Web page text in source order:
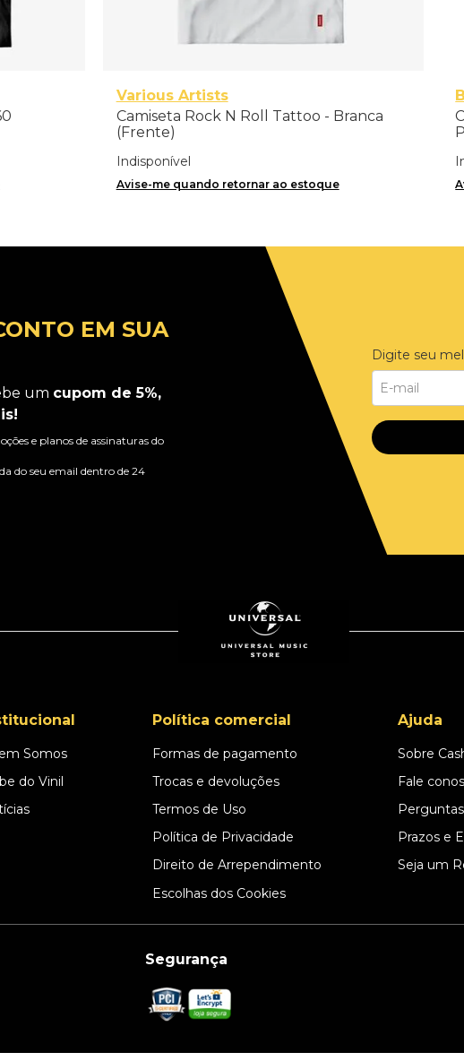
Various Artists
Camiseta Rock N Roll Tattoo - Branca
(Frente)
Indisponível
Avise-me quando retornar ao estoque
EM SUA
um cupom de 5%,
e planos de assinaturas do
do seu email dentro de 24
Digite seu
Somos
do Vinil
Política comercial
Formas de pagamento
Trocas e devoluções
Termos de Uso
Política de Privacidade
Direito de Arrependimento
Escolhas dos Cookies
Ajuda
Sobre
Fale
Prazos e
Seja um
Segurança